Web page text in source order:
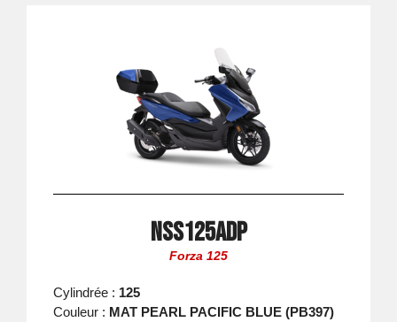
NSS125ADP
Forza 125
Cylindrée : 125
Couleur : MAT PEARL PACIFIC BLUE (PB397)